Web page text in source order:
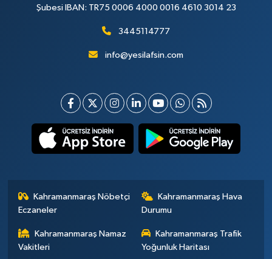
Şubesi IBAN: TR75 0006 4000 0016 4610 3014 23
3445114777
info@yesilafsin.com
Kahramanmaraş Nöbetçi
Eczaneler
Kahramanmaraş Hava
Durumu
Kahramanmaraş Namaz
Vakitleri
Kahramanmaraş Trafik
Yoğunluk Haritası